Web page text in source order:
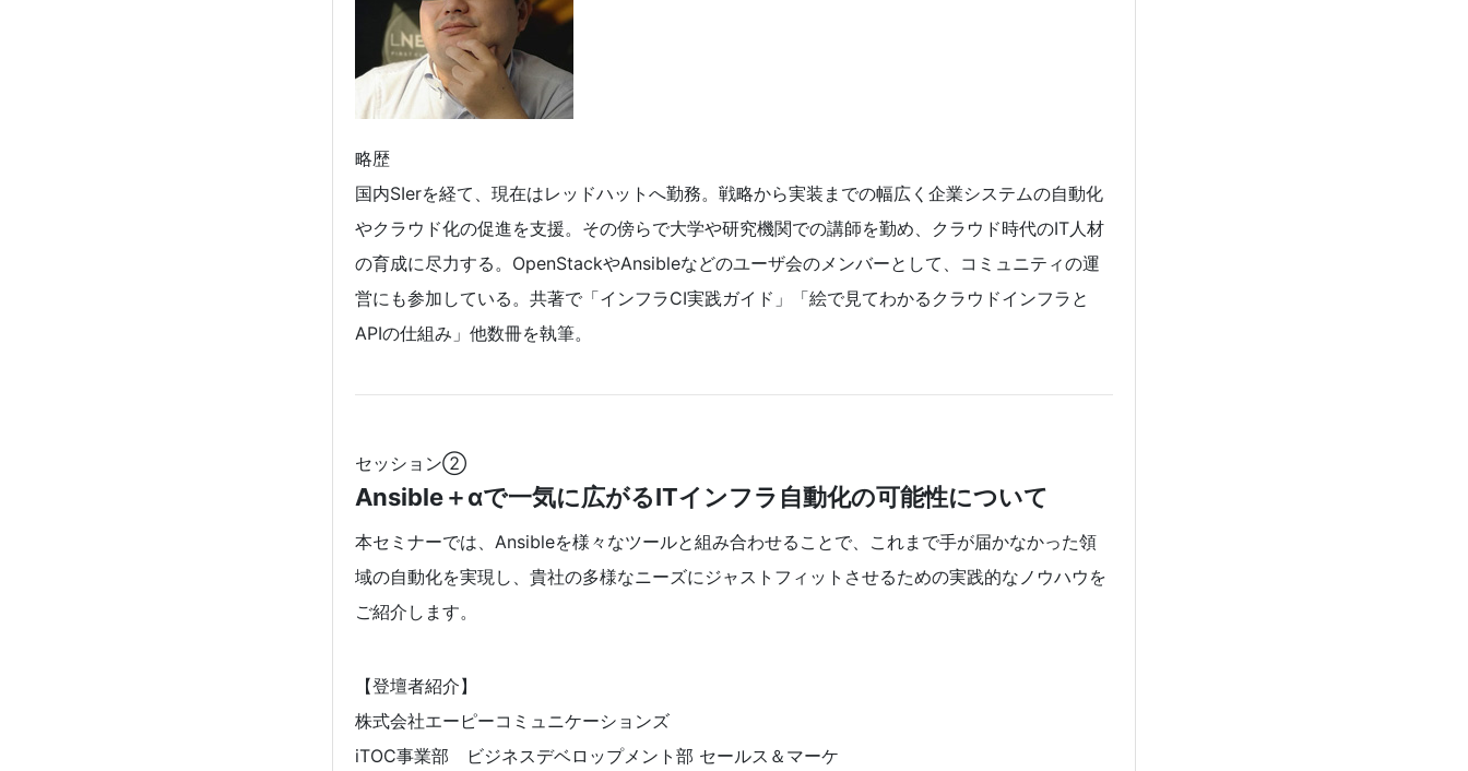
略歴
国内SIerを経て、現在はレッドハットへ勤務。戦略から実装までの幅広く企業システムの自動化
やクラウド化の促進を支援。その傍らで大学や研究機関での講師を勤め、クラウド時代のIT人材
の育成に尽力する。OpenStackやAnsibleなどのユーザ会のメンバーとして、コミュニティの運
営にも参加している。共著で「インフラCI実践ガイド」「絵で見てわかるクラウドインフラと
APIの仕組み」他数冊を執筆。
セッション②
Ansible＋αで一気に広がるITインフラ自動化の可能性について
本セミナーでは、Ansibleを様々なツールと組み合わせることで、これまで手が届かなかった領
域の自動化を実現し、貴社の多様なニーズにジャストフィットさせるための実践的なノウハウを
ご紹介します。
【登壇者紹介】
株式会社エーピーコミュニケーションズ
iTOC事業部 ビジネスデベロップメント部 セールス＆マーケ